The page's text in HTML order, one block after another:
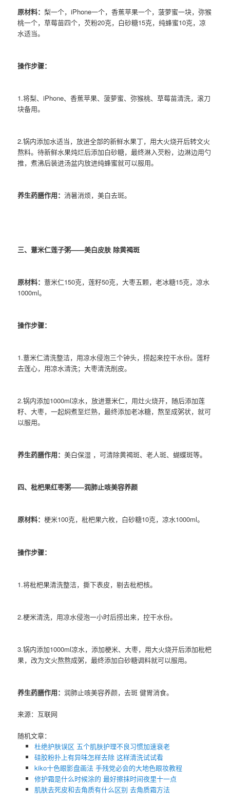
原材料：梨一个，iPhone一个，香蕉苹果一个，菠萝蜜一块，弥猴
桃一个，草莓苗四个，芡粉20克，白砂糖15克，纯蜂蜜10克，凉
水适当。
操作步骤：
1.将梨、iPhone、香蕉苹果、菠萝蜜、弥猴桃、草莓苗清洗，滚刀
块备用。
2.锅内添加水适当，放进全部的新鲜水果丁，用大火烧开后转文火
熬料。待新鲜水果炖烂后添加白砂糖，最终淋入芡粉，边淋边用勺
推，煮沸后装进汤盆内放进纯蜂蜜就可以服用。
养生药膳作用：消暑消烦，美白去斑。
三、薏米仁莲子粥——美白皮肤 除黄褐斑
原材料：薏米仁150克，莲籽50克，大枣五颗，老冰糖15克，凉水
1000ml。
操作步骤：
1.薏米仁清洗整洁，用凉水侵泡三个钟头，捞起来控干水份。莲籽
去莲心，用凉水清洗；大枣清洗削皮。
2.锅内添加1000ml凉水，放进薏米仁，用灶火烧开，随后添加莲
籽、大枣，一起焖煮至烂熟，最终添加老冰糖，熬至成粥状，就可
以服用。
养生药膳作用：美白保湿 ，可清除黄褐斑、老人斑、蝴蝶斑等。
四、枇杷果红枣粥——润肺止咳美容养颜
原材料：梗米100克，枇杷果六枚，白砂糖10克，凉水1000ml。
操作步骤：
1.将枇杷果清洗整洁，撕下表皮，剔去枇杷核。
2.梗米清洗，用凉水侵泡一小时后捞出来，控干水份。
3.锅内添加1000ml凉水，添加梗米、大枣，用大火烧开后添加枇杷
果，改为文火熬熬成粥，最终添加白砂糖调料就可以服用。
养生药膳作用：润肺止咳美容养颜，去斑 健胃消食。
来源：互联网
随机文章：
杜绝护肤误区 五个肌肤护理不良习惯加速衰老
硅胶粉扑上有异味怎样去除 这样清洗试试看
kiko十色眼影盘画法 手残党必会的大地色眼妆教程
修护霜是什么时候涂的 最好擦抹时间夜里十一点
肌肤去死皮和去角质有什么区别 去角质霜方法